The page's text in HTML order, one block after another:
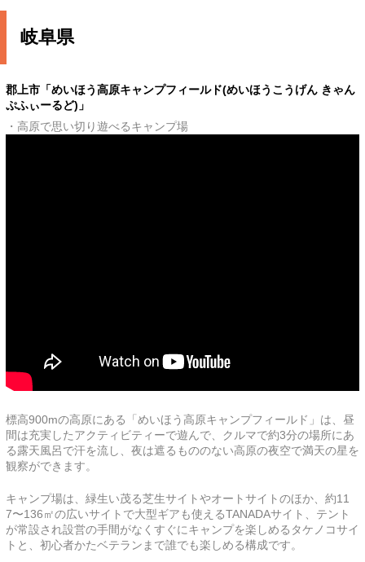
岐阜県
郡上市「めいほう高原キャンプフィールド(めいほうこうげん きゃん
ぷふぃーるど)」
・高原で思い切り遊べるキャンプ場
標高900mの高原にある「めいほう高原キャンプフィールド」は、昼
間は充実したアクティビティーで遊んで、クルマで約3分の場所にあ
る露天風呂で汗を流し、夜は遮るもののない高原の夜空で満天の星を
観察ができます。
キャンプ場は、緑生い茂る芝生サイトやオートサイトのほか、約11
7〜136㎡の広いサイトで大型ギアも使えるTANADAサイト、テント
が常設され設営の手間がなくすぐにキャンプを楽しめるタケノコサイ
トと、初心者かたベテランまで誰でも楽しめる構成です。